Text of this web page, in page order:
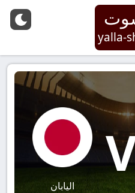
yalla-
اليابان